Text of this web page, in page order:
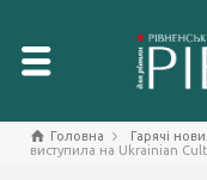
Головна Гарячі
виступила на Ukrainian